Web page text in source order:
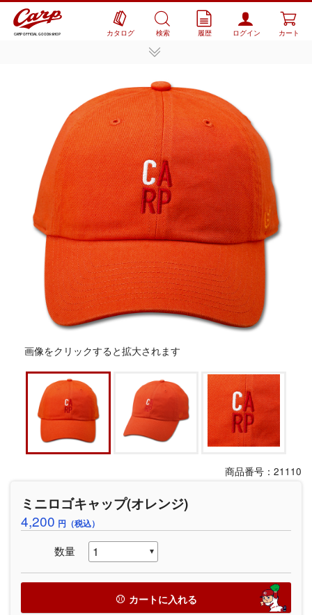
CARP OFFICIAL GOODS SHOP カタログ 検索 履歴 ログイン カート
画像をクリックすると拡大されます
商品番号：21110
ミニロゴキャップ(オレンジ)
4,200 円（税込）
数量
カートに入れる